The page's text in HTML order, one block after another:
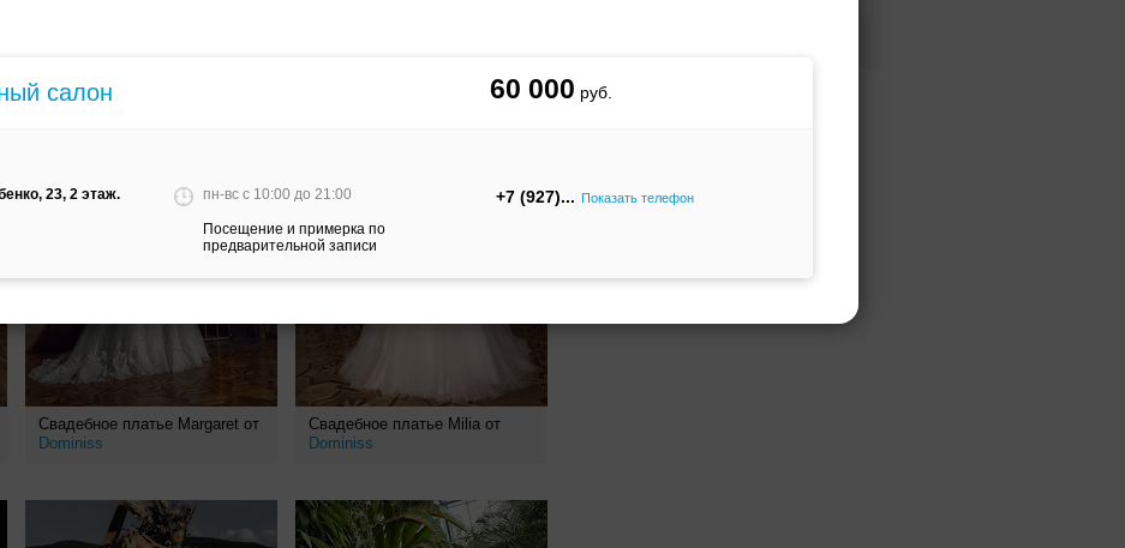
салон 60 000
23, 2 этаж. пн-вс c 10:00 до 21:00
Посещение и примерка по
предварительной записи
+7 (927) Показать телефон
Свадебное платье Margaret от
Dominiss
Свадебное платье Milia от
Dominiss